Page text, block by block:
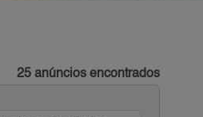
25 anúncios encontrados